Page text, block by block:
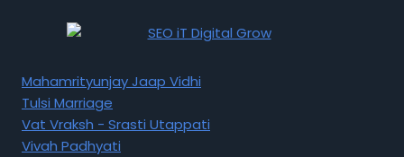
Mahamrityunjay Jaap Vidhi
Tulsi Marriage
Vat Vraksh - Srasti Utappati
Vivah Padhyati